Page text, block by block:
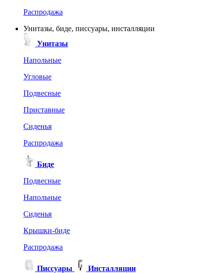
Распродажа
Унитазы, биде, писсуары, инсталляции
Унитазы
Напольные
Угловые
Подвесные
Приставные
Сиденья
Распродажа
Биде
Подвесные
Напольные
Сиденья
Крышки-биде
Распродажа
Писсуары
Инсталляции